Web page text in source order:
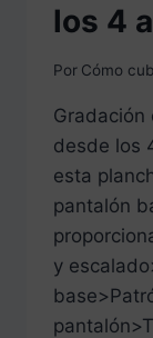
los 4
Por Cómo
Gradación
desde los
esta
pantalón
y